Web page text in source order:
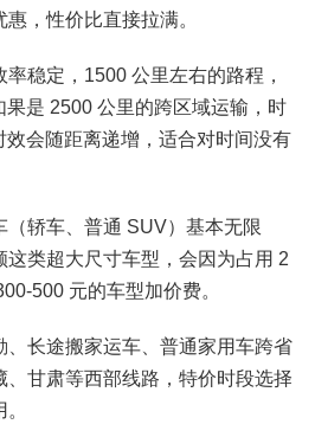
，性价比直接拉满。
稳定，1500 公里左右的路程，
是 2500 公里的跨区域运输，时
效会随距离递增，适合对时间没有
（轿车、普通 SUV）基本无限
类超大尺寸车型，会因为占用 2
500 元的车型加价费。
、长途搬家运车、普通家用车跨省
、甘肃等西部线路，特价时段选择